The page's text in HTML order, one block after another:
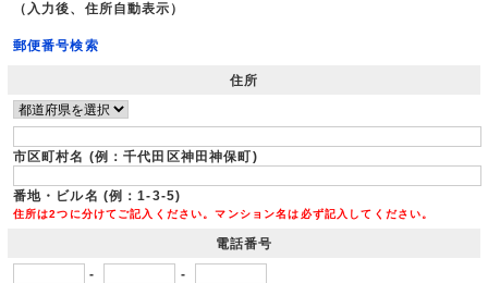
（入力後、住所自動表示）
郵便番号検索
住所
市区町村名 (例：千代田区神田神保町)
番地・ビル名 (例：1-3-5)
住所は2つに分けてご記入ください。マンション名は必ず記入してください。
電話番号
- -